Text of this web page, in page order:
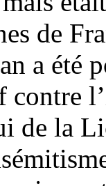
de
a
de la